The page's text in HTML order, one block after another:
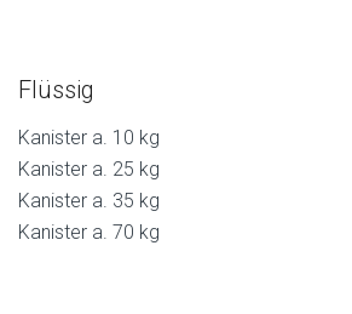
Flüssig
Kanister a. 10 kg
Kanister a. 25 kg
Kanister a. 35 kg
Kanister a. 70 kg